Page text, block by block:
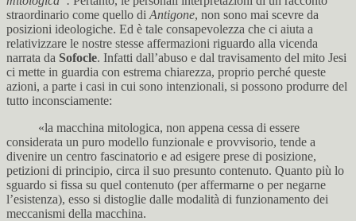
straordinario come quello di Antigone, non sono mai scevre da
posizioni ideologiche. Ed è tale consapevolezza che ci aiuta a
relativizzare le nostre stesse affermazioni riguardo alla vicenda
narrata da Sofocle. Infatti dall’abuso e dal travisamento del mito Jesi
ci mette in guardia con estrema chiarezza, proprio perché queste
azioni, a parte i casi in cui sono intenzionali, si possono produrre del
tutto inconsciamente:
«la macchina mitologica, non appena cessa di essere
considerata un puro modello funzionale e provvisorio, tende a
divenire un centro fascinatorio e ad esigere prese di posizione,
petizioni di principio, circa il suo presunto contenuto. Quanto più lo
sguardo si fissa su quel contenuto (per affermarne o per negarne
l’esistenza), esso si distoglie dalle modalità di funzionamento dei
meccanismi della macchina.